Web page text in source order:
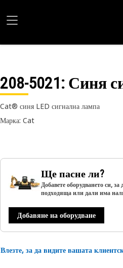
208-5021: Синя
Cat® синя LED сигнална лампа
Марка: Cat
Ще пасне ли?
Добавете оборудването си,
подходяща или дали има
Добавяне на оборудване
Влезте, за да видите вашата